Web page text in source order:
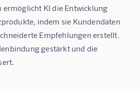
ermöglicht KI die Entwicklung
indem sie Kundendaten
Empfehlungen erstellt.
gestärkt und die